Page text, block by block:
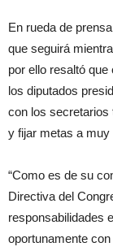
En rueda de
que seguirá
por ello resaltó
los diputados
con los secretarios
y fijar metas a muy
“Como es de su
Directiva del
responsabilidades
oportunamente